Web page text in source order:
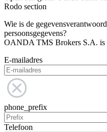
Rodo section
Wie is de
persoonsgegevens?
OANDA TMS Brokers S.A. is
E-mailadres
phone_prefix
Telefoon